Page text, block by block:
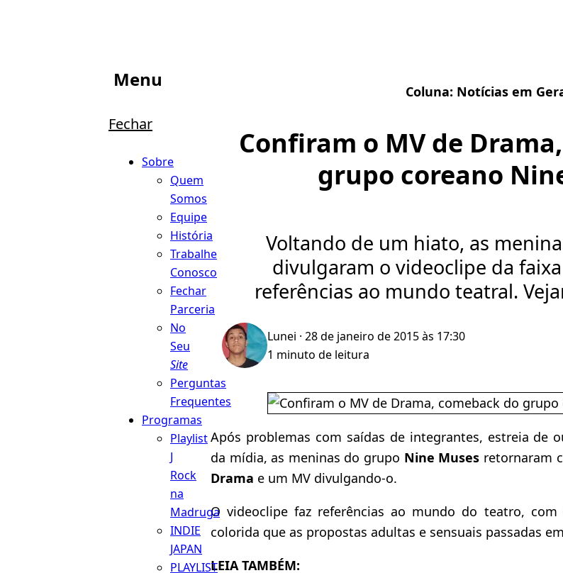
Menu
Fechar
Sobre
Quem
Somos
Equipe
História
Trabalhe
Conosco
Fechar
Parceria
No
Seu
Site
Perguntas
Frequentes
Programas
Playlist
J
Rock
na
Madruga
INDIE
JAPAN
PLAYLIST
Coluna: Notícias em
Confiram o MV de
grupo coreano
Voltando de um hiato, as
divulgaram o videoclipe da
referências ao mundo teatral.
Lunei · 28 de janeiro de 2015 às 17:30
1 minuto de leitura
Após problemas com saídas de integrantes, estreia de
da mídia, as meninas do grupo Nine Muses retornaram
Drama e um MV divulgando-o.
O videoclipe faz referências ao mundo do teatro,
colorida que as propostas adultas e sensuais passadas
LEIA TAMBÉM: